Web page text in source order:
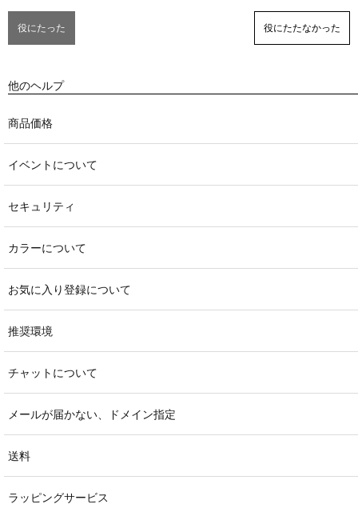
役にたった 役にたたなかった
他のヘルプ
商品価格
イベントについて
セキュリティ
カラーについて
お気に入り登録について
推奨環境
チャットについて
メールが届かない、ドメイン指定
送料
ラッピングサービス